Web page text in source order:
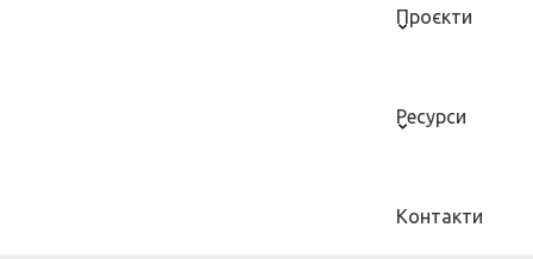
Проєкти
Ресурси
Контакти